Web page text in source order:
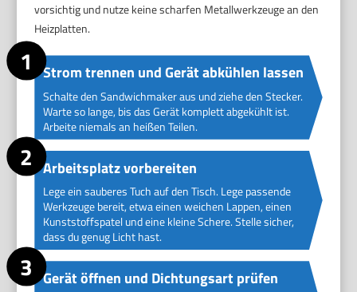
vorsichtig und nutze keine scharfen Metallwerkzeuge an den
Heizplatten.
Strom trennen und Gerät abkühlen lassen
Schalte den Sandwichmaker aus und ziehe den Stecker.
Warte so lange, bis das Gerät komplett abgekühlt ist.
Arbeite niemals an heißen Teilen.
Arbeitsplatz vorbereiten
Lege ein sauberes Tuch auf den Tisch. Lege passende
Werkzeuge bereit, etwa einen weichen Lappen, einen
Kunststoffspatel und eine kleine Schere. Stelle sicher,
dass du genug Licht hast.
Gerät öffnen und Dichtungsart prüfen